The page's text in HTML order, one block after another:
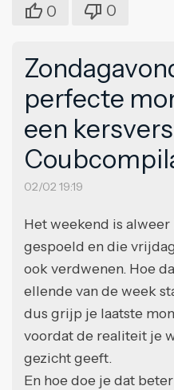
0 0
perfecte
een
02/02 19:19
Het weekend is
gespoeld en die
ook verdwenen. Hoe
ellende van de week
dus grijp je laatste
voordat de realiteit je
gezicht geeft.
En hoe doe je dat